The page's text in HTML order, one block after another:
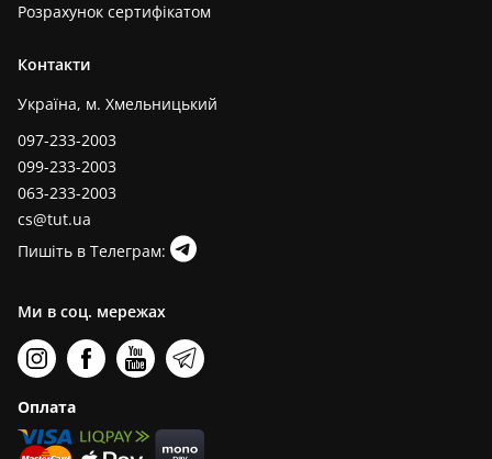
Розрахунок сертифікатом
Контакти
Україна, м. Хмельницький
097-233-2003
099-233-2003
063-233-2003
cs@tut.ua
Пишіть в Телеграм:
Ми в соц. мережах
Оплата